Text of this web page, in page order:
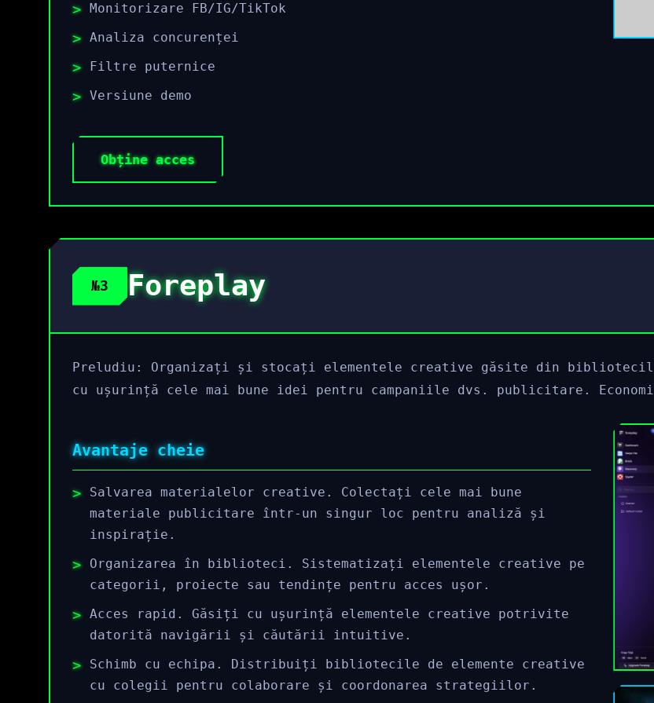
Monitorizare FB/IG/TikTok
Analiza concurenței
Filtre puternice
Versiune demo
Obține acces
№3 Foreplay
Preludiu: Organizați și stocați elementele creative găsite din
cu ușurință cele mai bune idei pentru campaniile dvs. publicitare.
Avantaje cheie
Salvarea materialelor creative. Colectați cele mai bune
materiale publicitare într-un singur loc pentru analiză și
inspirație.
Organizarea în biblioteci. Sistematizați elementele creative pe
categorii, proiecte sau tendințe pentru acces ușor.
Acces rapid. Găsiți cu ușurință elementele creative potrivite
datorită navigării și căutării intuitive.
Schimb cu echipa. Distribuiți bibliotecile de elemente creative
cu colegii pentru colaborare și coordonarea strategiilor.